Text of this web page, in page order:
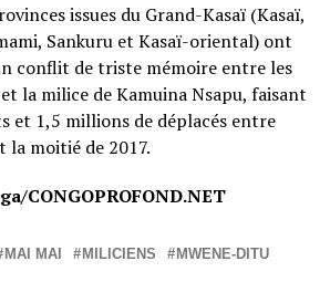
issues du Grand-Kasaï (Kasaï,
Sankuru et Kasaï-oriental) ont
conflit de triste mémoire entre les
la milice de Kamuina Nsapu, faisant
et 1,5 millions de déplacés entre
la moitié de 2017.
CONGOPROFOND.NET
MAI MAI MILICIENS
MWENE-DITU